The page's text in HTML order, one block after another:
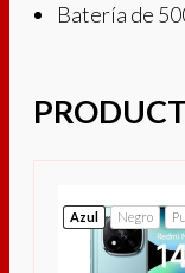
Batería de
Azul Negro